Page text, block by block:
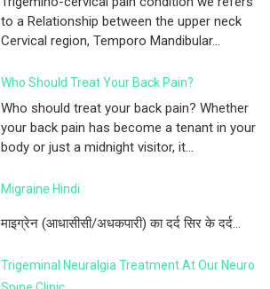
to a Relationship between the upper neck
Cervical region, Temporo Mandibular...
Who Should Treat Your Back Pain?
Who should treat your back pain? Whether
your back pain has become a tenant in your
body or just a midnight visitor, it...
Migraine Hindi
माइग्रेन (आधासीसी/अधकपारी) का दर्द सिर के दर्द...
Trigeminal Neuralgia Treatment At Our Neuro